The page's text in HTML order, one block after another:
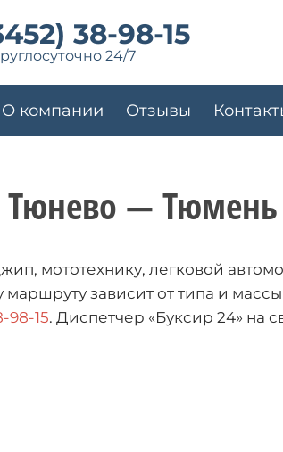
38-98-15
24/7
О компании Отзывы
Тюнево — Тюмень
мототехнику, легковой
маршруту зависит от типа и
98-15. Диспетчер «Буксир 24» на